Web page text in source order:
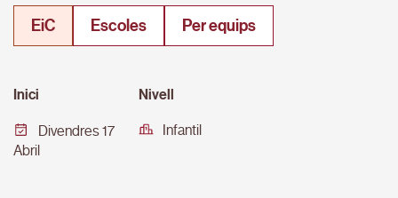
EiC Escoles Per equips
Inici
Divendres 17
Abril
Nivell
Infantil